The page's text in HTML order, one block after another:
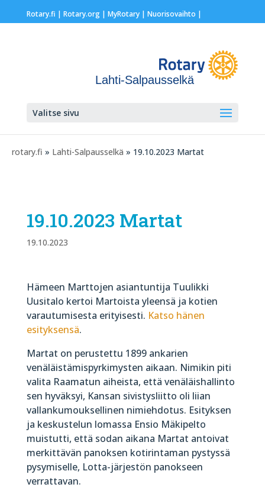
Rotary.fi | Rotary.org| MyRotary | Nuorisovaihto |
Lahti-Salpausselkä
Valitse sivu
rotary.fi » Lahti-Salpausselkä » 19.10.2023 Martat
19.10.2023 Martat
19.10.2023
Hämeen Marttojen asiantuntija Tuulikki
Uusitalo kertoi Martoista yleensä ja kotien
varautumisesta erityisesti. Katso hänen
esityksensä.
Martat on perustettu 1899 ankarien
venäläistämispyrkimysten aikaan. Nimikin piti
valita Raamatun aiheista, että venäläishallinto
sen hyväksyi, Kansan sivistysliitto oli liian
vallankumouksellinen nimiehdotus. Esityksen
ja keskustelun lomassa Ensio Mäkipelto
muistutti, että sodan aikana Martat antoivat
merkittävän panoksen kotirintaman pystyssä
pysymiselle, Lotta-järjestön panokseen
verrattavan.